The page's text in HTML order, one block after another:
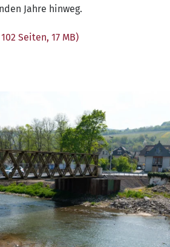
Jahre hinweg.
102 Seiten, 17 MB)